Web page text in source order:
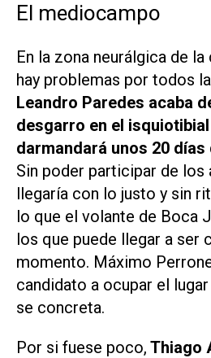
El mediocampo
En la zona neurálgica de
hay problemas por todos
Leandro Paredes acaba
desgarro en el
darmandará unos 20
Sin poder participar de
llegaría con lo justo y sin
lo que el volante de Boca
los que puede llegar a ser
momento. Máximo
candidato a ocupar el
se concreta.
Por si fuese poco, Thiago